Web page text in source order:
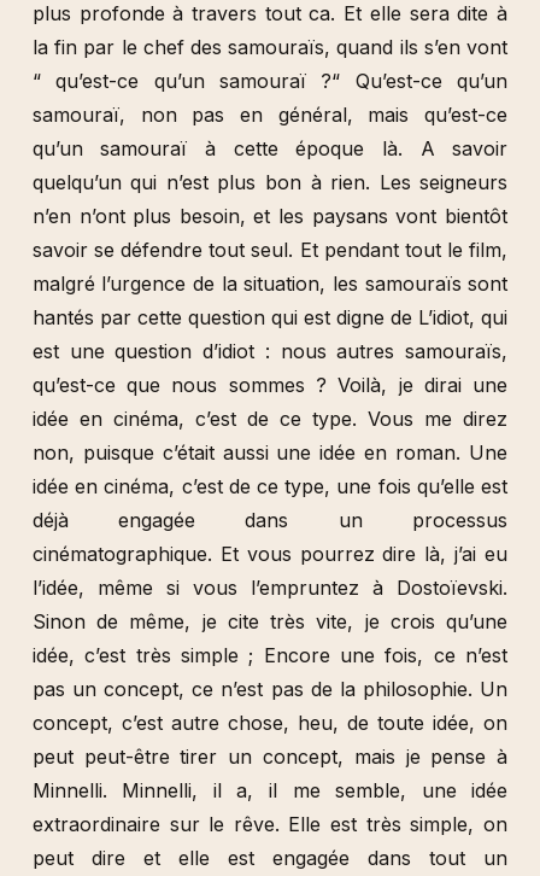
plus profonde à travers tout ca. Et elle sera dite à
la fin par le chef des samouraïs, quand ils s’en vont
“ qu’est-ce qu’un samouraï ?“ Qu’est-ce qu’un
samouraï, non pas en général, mais qu’est-ce
qu’un samouraï à cette époque là. A savoir
quelqu’un qui n’est plus bon à rien. Les seigneurs
n’en n’ont plus besoin, et les paysans vont bientôt
savoir se défendre tout seul. Et pendant tout le film,
malgré l’urgence de la situation, les samouraïs sont
hantés par cette question qui est digne de L’idiot, qui
est une question d’idiot : nous autres samouraïs,
qu’est-ce que nous sommes ? Voilà, je dirai une
idée en cinéma, c’est de ce type. Vous me direz
non, puisque c’était aussi une idée en roman. Une
idée en cinéma, c’est de ce type, une fois qu’elle est
déjà engagée dans un processus
cinématographique. Et vous pourrez dire là, j’ai eu
l’idée, même si vous l’empruntez à Dostoïevski.
Sinon de même, je cite très vite, je crois qu’une
idée, c’est très simple ; Encore une fois, ce n’est
pas un concept, ce n’est pas de la philosophie. Un
concept, c’est autre chose, heu, de toute idée, on
peut peut-être tirer un concept, mais je pense à
Minnelli. Minnelli, il a, il me semble, une idée
extraordinaire sur le rêve. Elle est très simple, on
peut dire et elle est engagée dans tout un